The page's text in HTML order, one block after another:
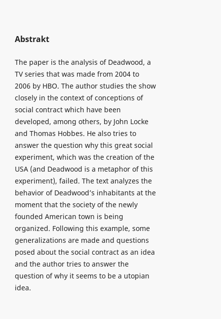
Abstrakt
The paper is the analysis of Deadwood, a
TV series that was made from 2004 to
2006 by HBO. The author studies the show
closely in the context of conceptions of
social contract which have been
developed, among others, by John Locke
and Thomas Hobbes. He also tries to
answer the question why this great social
experiment, which was the creation of the
USA (and Deadwood is a metaphor of this
experiment), failed. The text analyzes the
behavior of Deadwood’s inhabitants at the
moment that the society of the newly
founded American town is being
organized. Following this example, some
generalizations are made and questions
posed about the social contract as an idea
and the author tries to answer the
question of why it seems to be a utopian
idea.